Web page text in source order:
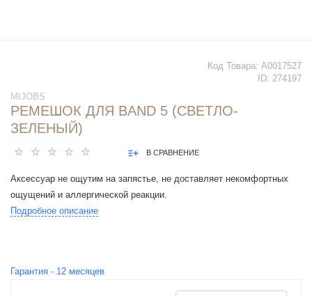
Код Товара: А0017527
ID: 274197
MIJOBS
РЕМЕШОК ДЛЯ BAND 5 (СВЕТЛО-
ЗЕЛЕНЫЙ)
В СРАВНЕНИЕ
Аксессуар не ощутим на запястье, не доставляет некомфортных
ощущений и аллергической реакции.
Подробное описание
Гарантия - 12 месяцев